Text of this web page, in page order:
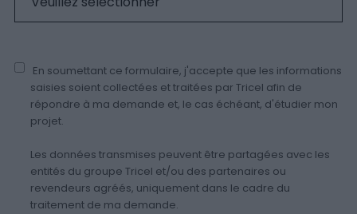
En soumettant ce formulaire, j'accepte que les informations
saisies soient collectées et traitées par Tricel afin de
répondre à ma demande et, le cas échéant, d'étudier mon
projet.
Les données transmises peuvent être partagées avec les
entités du groupe Tricel et/ou des partenaires ou
revendeurs agréés, uniquement dans le cadre du
traitement de ma demande.